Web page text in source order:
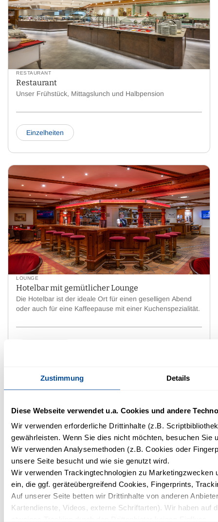
Zustimmung Details
Diese Webseite verwendet u.a. Cookies und andere
Wir verwenden erforderliche Drittinhalte (z.B.
gewährleisten. Wenn Sie dies nicht möchten, besuchen Sie
Wir verwenden Analysemethoden (z.B. Cookies oder
unsere Seite besucht und wie sie genutzt wird.
Wir verwenden Trackingtechnologien zu Marketingzwecken
ein, die ggf. geräteübergreifend Cookies, Fingerprints,
Auf unserer Seite betten wir Drittinhalte von anderen
Kartendienste, Videos, externe Schriftarten). Wir haben auf
RESTAURANT
Restaurant
Unser Frühstück, Mittagslunch und Halbpension
Einzelheiten
LOUNGE
Hotelbar mit gemütlicher Lounge
Die Hotelbar ist der ideale Ort für einen geselligen Abend
oder auch für eine Kaffeepause mit einer Kuchenspezialität.
LUNCHPAKET
Lunchpaket
Für Ihre Wanderung, Fahrradtour oder Ski-Ausflug bereiten